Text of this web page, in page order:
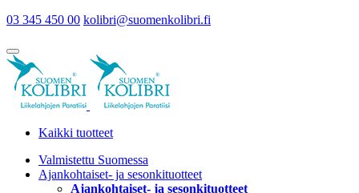
03 345 450 00 kolibri@suomenkolibri.fi
Kaikki tuotteet
Valmistettu Suomessa
Ajankohtaiset- ja sesonkituotteet
Ajankohtaiset- ja sesonkituotteet